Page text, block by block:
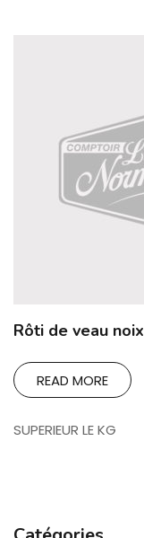
Rôti de veau noix
READ MORE
SUPERIEUR LE KG